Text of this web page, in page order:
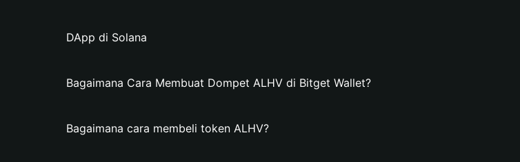
DApp di Solana
Bagaimana Cara Membuat Dompet ALHV di Bitget Wallet?
Bagaimana cara membeli token ALHV?